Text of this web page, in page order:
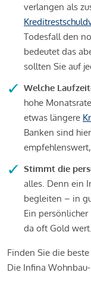
verlangen als
Todesfall den
bedeutet das
sollten Sie auf
Welche
hohe
etwas längere
Banken sind
Stimmt die
alles. Denn ein
begleiten – in
Ein
da oft Gold wert.
Finden Sie die
Die Infina